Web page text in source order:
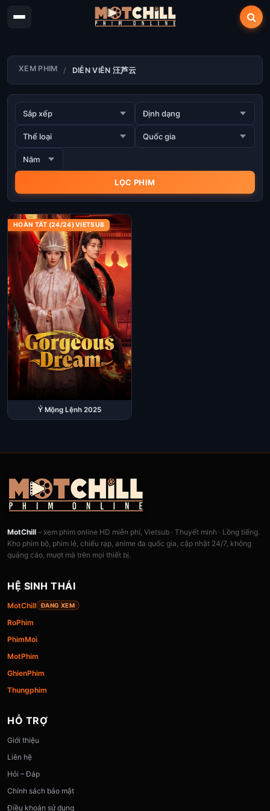
XEM PHIM DIỄN VIÊN 汪芦云
HOÀN TẤT (24/24) VIETSUB
Ỷ Mộng Lệnh 2025
MotChill – xem phim online HD miễn phí, Vietsub · Thuyết minh · Lồng tiếng.
Kho phim bộ, phim lẻ, chiếu rạp, anime đa quốc gia, cập nhật 24/7, không
quảng cáo, mượt mà trên mọi thiết bị.
HỆ SINH THÁI
MotChill ĐANG XEM
RoPhim
PhimMoi
MotPhim
GhienPhim
Thungphim
HỖ TRỢ
Giới thiệu
Liên hệ
Hỏi – Đáp
Chính sách bảo mật
Điều khoản sử dụng